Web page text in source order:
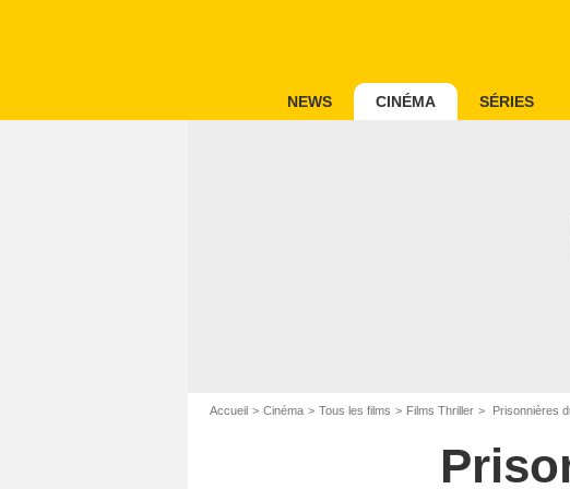
NEWS CINÉMA SÉRIES
Accueil Cinéma Tous les films Films Thriller Prisonnières